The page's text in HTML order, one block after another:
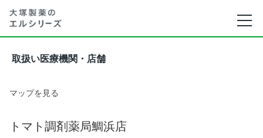
取扱い医療機関・店舗
マップを見る
トマト調剤薬局鯛浜店